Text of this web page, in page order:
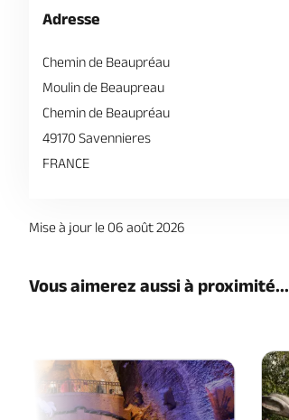
Adresse
Chemin de Beaupréau
Moulin de Beaupreau
Chemin de Beaupréau
49170 Savennieres
FRANCE
Mise à jour le 06 août 2026
Vous aimerez aussi à proximité...